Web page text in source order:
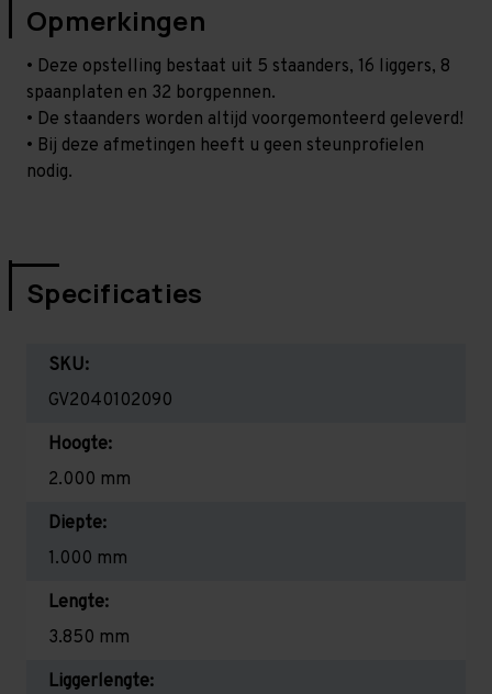
Opmerkingen
• Deze opstelling bestaat uit 5 staanders, 16 liggers, 8
spaanplaten en 32 borgpennen.
• De staanders worden altijd voorgemonteerd geleverd!
• Bij deze afmetingen heeft u geen steunprofielen
nodig.
Specificaties
SKU:
GV2040102090
Hoogte:
2.000 mm
Diepte:
1.000 mm
Lengte:
3.850 mm
Liggerlengte: